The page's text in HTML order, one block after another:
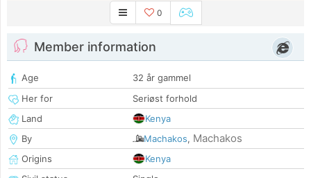
0
Member information
Age
32 år gammel
Her for
Seriøst forhold
Land
Kenya
By
Machakos, Machakos
Origins
Kenya